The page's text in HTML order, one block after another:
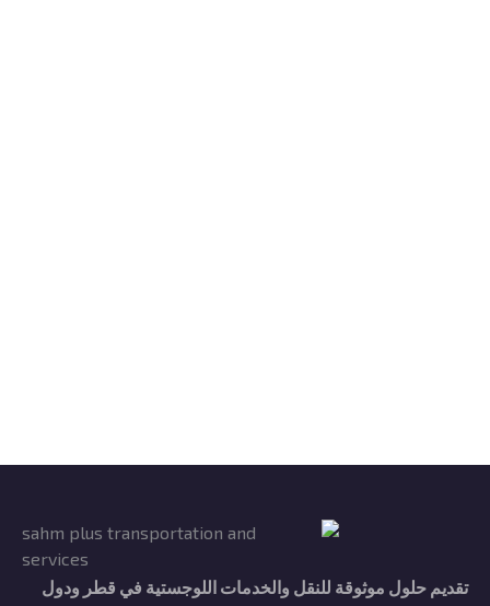
تقديم حلول موثوقة للنقل والخدمات اللوجستية في قطر ودول